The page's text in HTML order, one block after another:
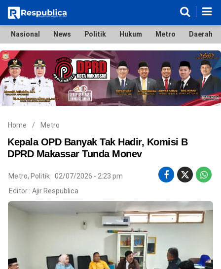
Nasional
News
Politik
Hukum
Metro
Daerah
Ekonomi & Bisnis
Lifestyle
Otomotif
Bola & Sport
Edukasi
Tokoh
Hiburan
©
Copyright
2026
Respublica
.
Nasional News Politik Hukum Metro Daerah
Home / Metro
Kepala OPD Banyak Tak Hadir, Komisi B
DPRD Makassar Tunda Monev
Metro, Politik
02/07/2026 - 2:23 pm
Editor : Ajir Respublica